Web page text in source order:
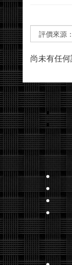
尚未有任